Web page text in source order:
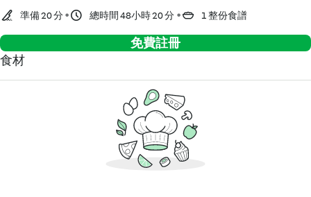
準備 20 分 總時間 48小時 20 分 1 整份食譜
免費註冊
食材